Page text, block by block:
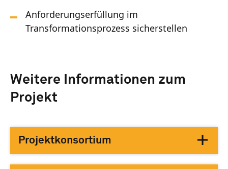
Anforderungserfüllung im
Transformationsprozess sicherstellen
Weitere Informationen zum
Projekt
Projektkonsortium